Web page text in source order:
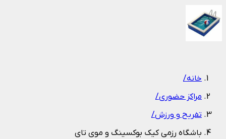
خانه/
مراکز حضوری/
تفریح و ورزش/
باشگاه رزمی کیک بوکسینگ و موی تای